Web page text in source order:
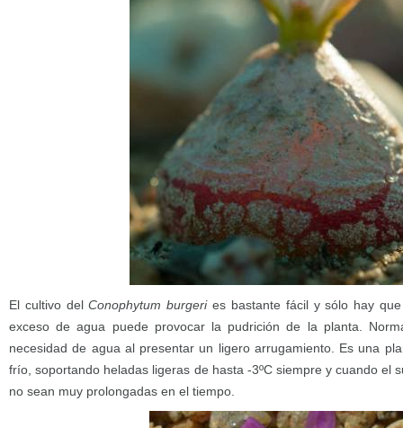
El cultivo delConophytum burgeries bastante fácil y sólo hay
exceso de agua puede provocar la pudrición de la planta.
necesidad de agua al presentar un ligero arrugamiento. Es una
frío, soportando heladas ligeras de hasta -3ºC siempre y cuando el
no sean muy prolongadas en el tiempo.